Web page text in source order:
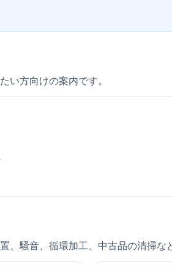
い方向けの案内です。
、騒音、循環加工、中古品の清掃な